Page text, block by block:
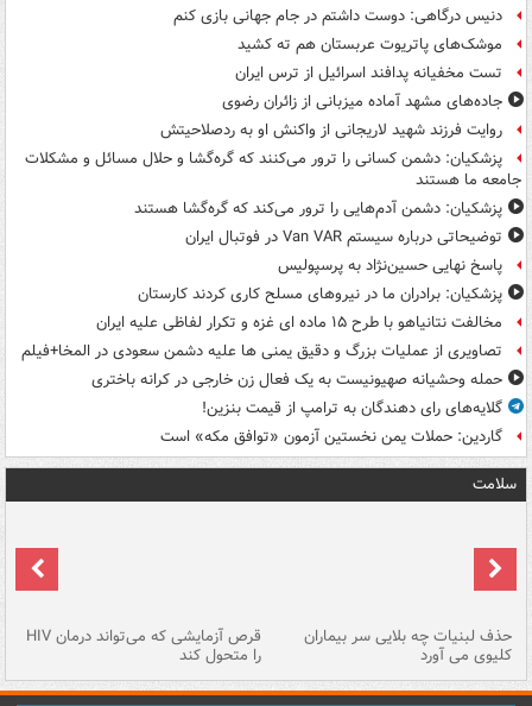
دنیس درگاهی: دوست داشتم در جام جهانی بازی کنم
موشک‌های پاتریوت عربستان هم ته‌ کشید
تست مخفیانه پدافند اسرائیل از ترس ایران
جاده‌های مشهد آماده میزبانی از زائران رضوی
روایت فرزند شهید لاریجانی از واکنش او به ردصلاحیتش
پزشکیان: دشمن کسانی را ترور می‌کنند که گره‌گشا و حلال مسائل و مشکلات
جامعه ما هستند
پزشکیان: دشمن آدم‌هایی را ترور می‌کند که گره‌گشا هستند
توضیحاتی درباره سیستم Van VAR در فوتبال ایران
پاسخ نهایی حسین‌نژاد به پرسپولیس
پزشکیان: برادران ما در نیروهای مسلح کاری کردند کارستان
مخالفت نتانیاهو با طرح ۱۵ ماده ای غزه و تکرار لفاظی علیه ایران
تصاویری از عملیات بزرگ و دقیق یمنی ها علیه دشمن سعودی در المخا+فیلم
حمله وحشیانه صهیونیست به یک فعال زن خارجی در کرانه باختری
گلایه‌های رای دهندگان به ترامپ از قیمت بنزین!
گاردین: حملات یمن نخستین آزمون «توافق مکه» است
سلامت
حذف لبنیات چه بلایی سر بیماران
کلیوی می آورد
قرص آزمایشی که می‌تواند درمان HIV
را متحول کند